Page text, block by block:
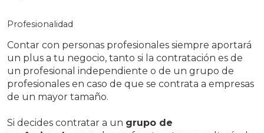
Profesionalidad
Contar con personas profesionales siempre aportará
un plus a tu negocio, tanto si la contratación es de
un profesional independiente o de un grupo de
profesionales en caso de que se contrata a empresas
de un mayor tamaño.
Si decides contratar a un grupo de